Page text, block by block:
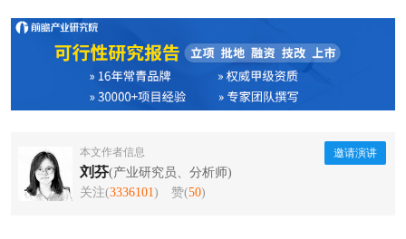
本文作者信息
刘芬(产业研究员、分析师)
关注(3336101) 赞(50)
邀请演讲